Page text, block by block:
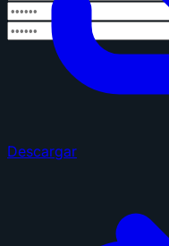
Descargar